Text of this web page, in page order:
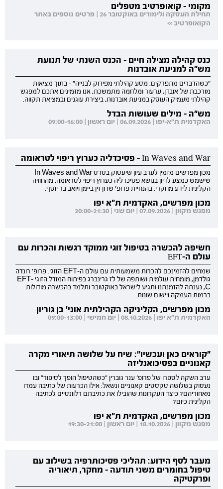
מקומי - קואופרטיב מטפלים
תחילת העסקה ולימודים באוקטובר 26 | פרטים נוספים באתר
הקואופרטיב >>
כנס קהילה מצילה חיים - הכנס השנתי של תנועת
מש"ה למניעת אובדנות
"כשהדברים מתפרקים: מסע קהילתי מפירוק לבנייה" - בתוך מציאות
מורכבת של אובדן, ערעור ומלחמה מתמשכת, אנו מזמינים אתכם למפגש
קהילתי מעמיק העוסק במניעת אובדנות, ביצירת עוגנים ובמציאת תקווה.
מש"ה - מילים שעושות הבדל
האקדמית ת"א-יפו | 06.09.2026 | יום ראשון | 09:00-16:00
In Waves and War - פסיכדליה כערוץ ריפוי לטראומה
מכון מפרשים מזמין לערב עיון שיעסוק בסרט In Waves and War
שישמש כמצע לדיון בנושא פסיכדליה כערוץ ריפוי לטראומה: מהחוויה
הקלינית לידע מחקרי. בהנחיית פרופ' שרון זין ביימן ויואב בר יוסף.
מכון מפרשים, האקדמית ת"א יפו
מפגש מקוון | 07.09.2026 | יום שני | 20:00-21:30
חשיפה להכשרה בטיפול זוגי ממוקד רגשות והכרות עם
עולם ה-EFT
שמחים להזמינכם להכרות משמעותית עם עולם ה-EFT הזוגי. פרופ' רונדה
גולדמן, מומחית עולמית ושותפה של לז גרינברג בפיתוח המודל הזוגי EFT-
C, נענתה להזמנתנו ותגיע לישראל באוקטובר ותלמד בהכשרה מודולות
ברמות העמקה ויישום שונות.
מכון מפרשים, הקליניקה הקהילתית אוני' בן גוריון
האקדמית ת"א יפו | 08.10.2026 | יום חמישי | 09:00-13:00
"קוראים כאן ועכשיו": שיח על שלושה תיאורי מקרה
קאנוניים בפסיכואנליזה
ערב השקה לספרו של פרופ' ענר גוברין "כשהטיפול הופך לסיפור" ובו
נעסוק בשלושה טקסטים קאנוניים ונשאל: אילו הכרעות של כתיבה עמדו
מאחוריהם? כיצד העקרונות שהובילו את כתיבתם רלוונטיים לכתיבה
הקלינית כיום?
מכון מפרשים, האקדמית ת"א יפו
מפגש מקוון | 18.10.2026 | יום ראשון | 19:30-21:00
מעבר לסף הידוע: תהליכי פסיכותרפיה בשילוב עם
טיפול בחומרים משני תודעה - מחקר, תיאוריה
ופרקטיקה